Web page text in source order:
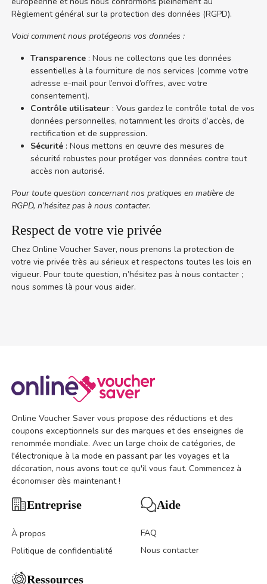
Règlement général sur la protection des données (RGPD).
Voici comment nous protégeons vos données :
Transparence: Nous ne collectons que les données
essentielles à la fourniture de nos services (comme votre
adresse e-mail pour l’envoi d’offres, avec votre
consentement).
Contrôle utilisateur: Vous gardez le contrôle total de vos
données personnelles, notamment les droits d’accès, de
rectification et de suppression.
Sécurité: Nous mettons en œuvre des mesures de
sécurité robustes pour protéger vos données contre tout
accès non autorisé.
Pour toute question concernant nos pratiques en matière de
RGPD, n’hésitez pas à nous contacter.
Respect de votre vie privée
Chez Online Voucher Saver, nous prenons la protection de
votre vie privée très au sérieux et respectons toutes les lois en
vigueur. Pour toute question, n’hésitez pas à nous contacter ;
nous sommes là pour vous aider.
Online Voucher Saver vous propose des réductions et des
coupons exceptionnels sur des marques et des enseignes de
renommée mondiale. Avec un large choix de catégories, de
l'électronique à la mode en passant par les voyages et la
décoration, nous avons tout ce qu'il vous faut. Commencez à
économiser dès maintenant !
Entreprise
À propos
Politique de confidentialité
Aide
FAQ
Nous contacter
Ressources